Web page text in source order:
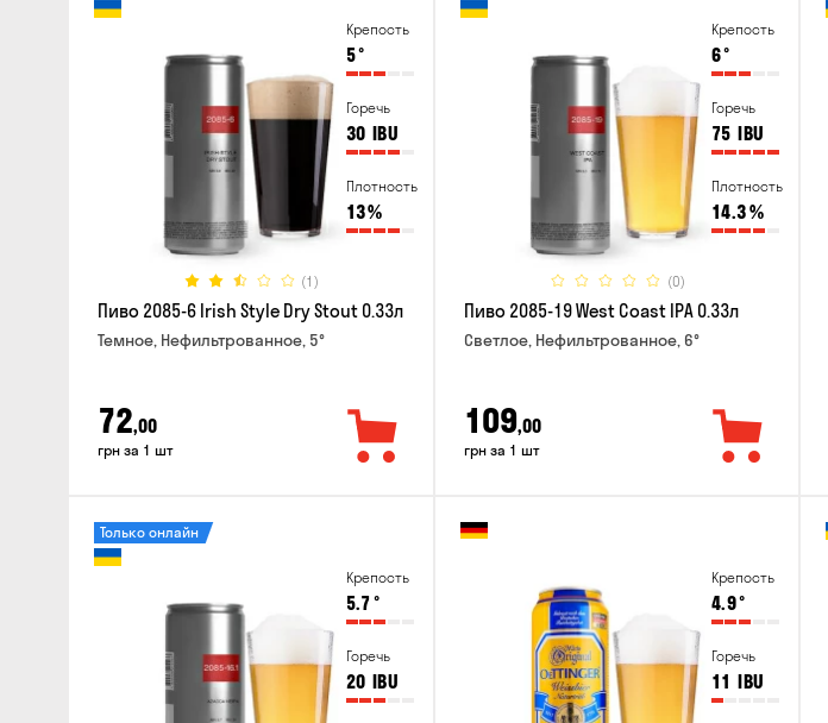
Крепость
5°
Горечь
30 IBU
Плотность
13%
(1)
Пиво 2085-6 Irish Style Dry Stout 0.33л
Темное, Нефильтрованное, 5°
72,00
грн за 1 шт
Крепость
6°
Горечь
75 IBU
Плотность
14.3%
(0)
Пиво 2085-19 West Coast IPA 0.33л
Светлое, Нефильтрованное, 6°
109,00
грн за 1 шт
Крепость
5.7°
Горечь
20 IBU
Только онлайн
Крепость
4.9°
Горечь
11 IBU